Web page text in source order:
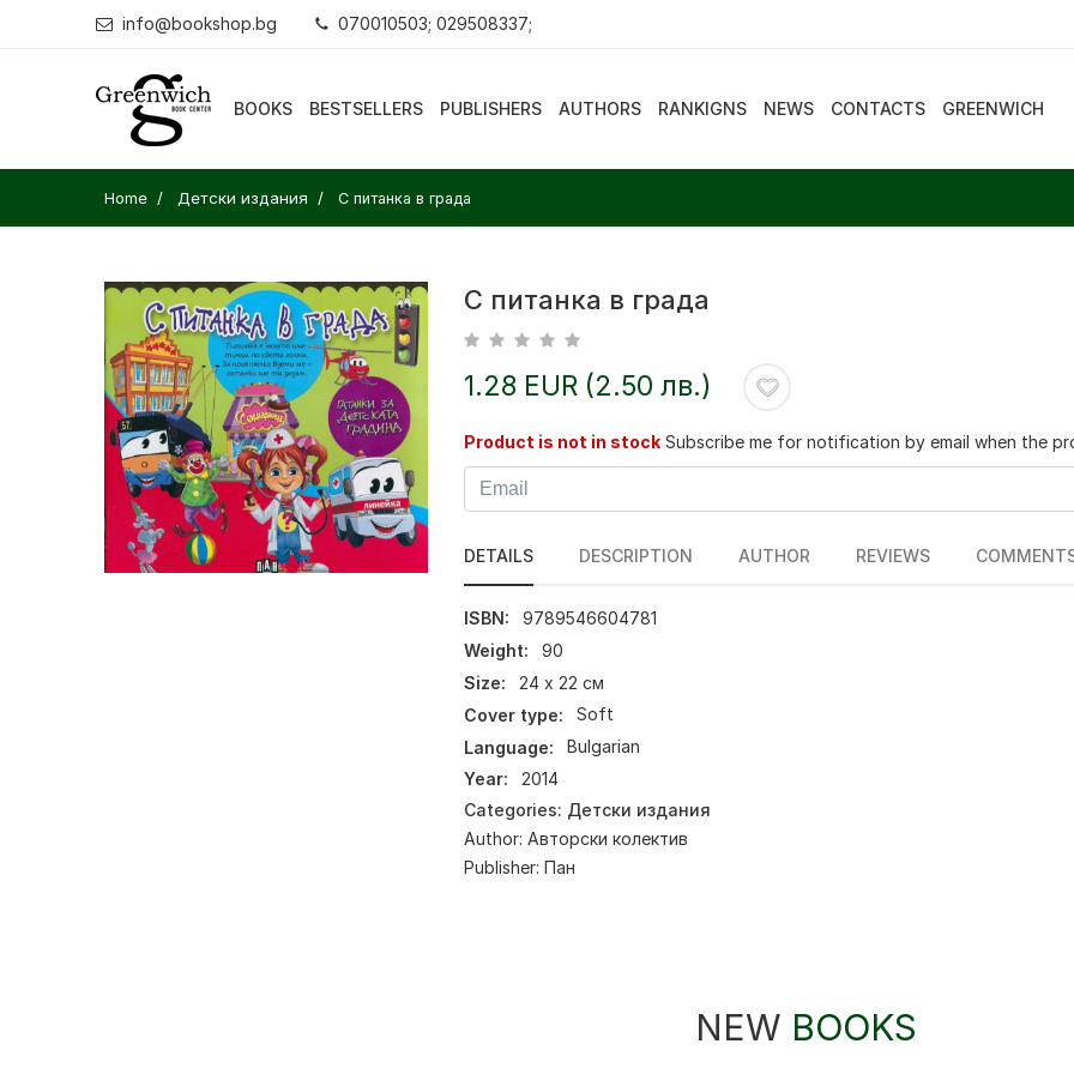
info@bookshop.bg 070010503; 029508337;
BOOKS BESTSELLERS PUBLISHERS AUTHORS RANKIGNS NEWS CONTACTS GREENWICH
Home Детски издания С питанка в града
С питанка в града
1.28 EUR (2.50 лв.)
Product is not in stock Subscribe me for notification by email when the
DETAILS DESCRIPTION AUTHOR REVIEWS
ISBN:
9789546604781
Weight:
90
Size:
24 х 22 см
Cover type:
Soft
Language:
Bulgarian
Year:
2014
Categories: Детски издания
Author: Авторски колектив
Publisher: Пан
NEW BOOKS